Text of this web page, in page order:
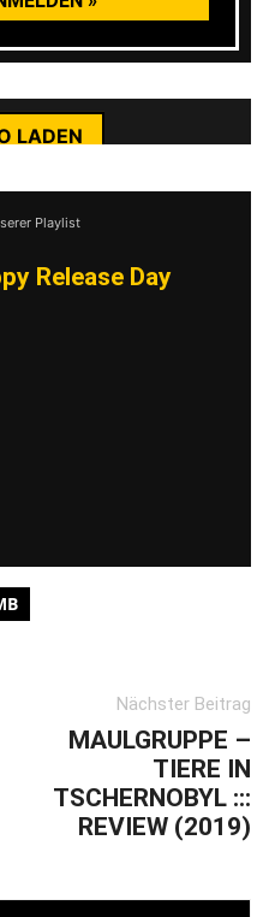
von YouTube.
LADEN
immer entsperren
Playlist
Release Day
Nächster Beitrag
MAULGRUPPE –
TIERE IN
TSCHERNOBYL :::
REVIEW (2019)